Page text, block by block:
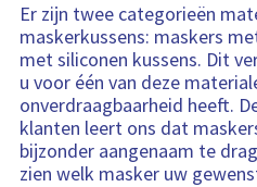
Er zijn twee categorieën
maskerkussens: maskers
met siliconen kussens. Dit
u voor één van deze
onverdraagbaarheid heeft.
klanten leert ons dat
bijzonder aangenaam te
zien welk masker uw